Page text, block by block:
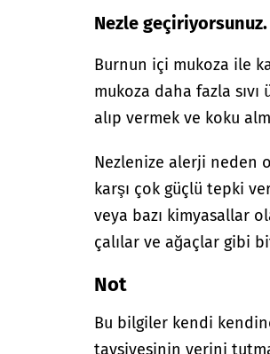
Nezle
Burnun içi mukoza ile
mukoza daha fazla
alıp vermek ve koku
Nezlenize alerji neden
karşı çok güçlü tepki
veya bazı kimyasallar
çalılar ve ağaçlar gibi
Not
Bu bilgiler kendi
tavsiyesinin yerini